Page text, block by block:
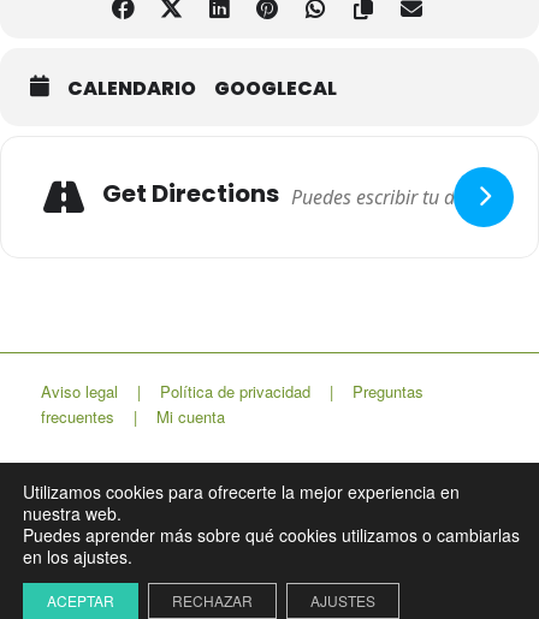
CALENDARIO GOOGLECAL
Get Directions
Aviso legal | Política de privacidad| Preguntas
frecuentes | Mi cuenta
© Merlinita27 | Escuela YomaRa. Todos los derechos reservados
Utilizamos cookies para ofrecerte la mejor experiencia en
nuestra web.
Puedes aprender más sobre qué cookies utilizamos o cambiarlas
en los ajustes.
ACEPTAR RECHAZAR AJUSTES